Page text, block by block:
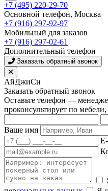
+7 (495) 220-29-70
Основной телефон, Москва
+7 (916) 297-92-97
Мобильный для заказов
+7 (916) 297-02-61
Дополнительный телефон
Заказать обратный звонок
АйДжиСи
Заказать обратный звонок
Оставьте телефон —
проконсультирует по
Ваше имя